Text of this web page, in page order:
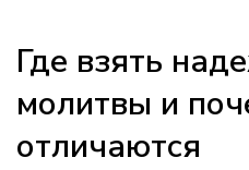
Где взять
молитвы и
отличаются